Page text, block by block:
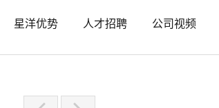
星洋优势 人才招聘 公司视频